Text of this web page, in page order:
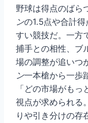
野球は得点のばら
ンの1.5点や合計
すい競技だ。一方
捕手との相性、ブ
場の調整が追いつ
ン一本槍から一歩
「どの市場がも
視点が求められる
りや引き分けの存